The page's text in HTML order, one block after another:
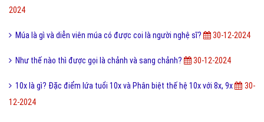
2024
Múa là gì và diễn viên múa có được coi là người nghệ sĩ? 30-12-2024
Như thế nào thì được gọi là chảnh và sang chảnh? 30-12-2024
10x là gì? Đặc điểm lứa tuổi 10x và Phân biệt thế hệ 10x với 8x, 9x
30-
12-2024